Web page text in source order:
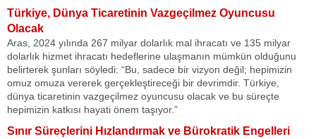
Türkiye, Dünya Ticaretinin Vazgeçilmez Oyuncusu
Olacak
Aras, 2024 yılında 267 milyar dolarlık mal ihracatı ve 135 milyar
dolarlık hizmet ihracatı hedeflerine ulaşmanın mümkün olduğunu
belirterek şunları söyledi: “Bu, sadece bir vizyon değil; hepimizin
omuz omuza vererek gerçekleştireceği bir devrimdir. Türkiye,
dünya ticaretinin vazgeçilmez oyuncusu olacak ve bu süreçte
hepimizin katkısı hayati önem taşıyor.”
Sınır Süreçlerini Hızlandırmak ve Bürokratik Engelleri